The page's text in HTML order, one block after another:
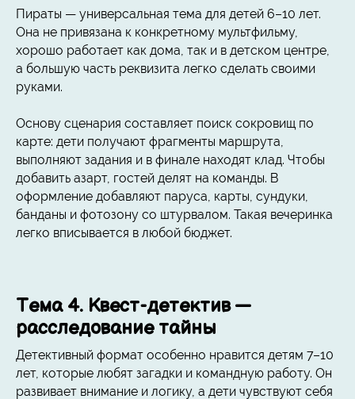
Пираты — универсальная тема для детей 6–10 лет.
Она не привязана к конкретному мультфильму,
хорошо работает как дома, так и в детском центре,
а большую часть реквизита легко сделать своими
руками.
Основу сценария составляет поиск сокровищ по
карте: дети получают фрагменты маршрута,
выполняют задания и в финале находят клад. Чтобы
добавить азарт, гостей делят на команды. В
оформление добавляют паруса, карты, сундуки,
банданы и фотозону со штурвалом. Такая вечеринка
легко вписывается в любой бюджет.
Тема 4. Квест-детектив —
расследование тайны
Детективный формат особенно нравится детям 7–10
лет, которые любят загадки и командную работу. Он
развивает внимание и логику, а дети чувствуют себя